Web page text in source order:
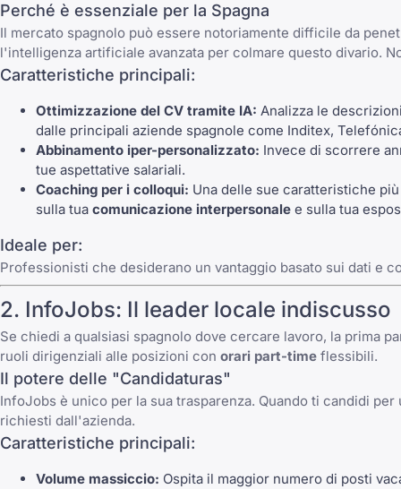
Perché è essenziale per la Spagna
Il mercato spagnolo può essere notoriamente difficile da
l'intelligenza artificiale avanzata per colmare questo divario.
Caratteristiche principali:
Ottimizzazione del CV tramite IA: Analizza le
dalle principali aziende spagnole come Inditex,
Abbinamento iper-personalizzato: Invece di scorrere
tue aspettative salariali.
Coaching per i colloqui: Una delle sue caratteristiche
sulla tua comunicazione interpersonale e sulla tua
Ideale per:
Professionisti che desiderano un vantaggio basato sui dati e
2. InfoJobs: Il leader locale indiscusso
Se chiedi a qualsiasi spagnolo dove cercare lavoro, la prima
ruoli dirigenziali alle posizioni con orari part-time flessibili.
Il potere delle "Candidaturas"
InfoJobs è unico per la sua trasparenza. Quando ti candidi
richiesti dall'azienda.
Caratteristiche principali:
Volume massiccio: Ospita il maggior numero di posti